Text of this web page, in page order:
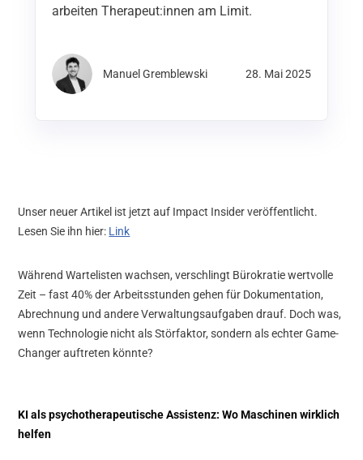
arbeiten Therapeut:innen am Limit.
Manuel Gremblewski 28. Mai 2025
Unser neuer Artikel ist jetzt auf Impact Insider veröffentlicht.
Lesen Sie ihn hier: Link
Während Wartelisten wachsen, verschlingt Bürokratie wertvolle
Zeit – fast 40% der Arbeitsstunden gehen für Dokumentation,
Abrechnung und andere Verwaltungsaufgaben drauf. Doch was,
wenn Technologie nicht als Störfaktor, sondern als echter Game-
Changer auftreten könnte?
KI als psychotherapeutische Assistenz: Wo Maschinen wirklich
helfen